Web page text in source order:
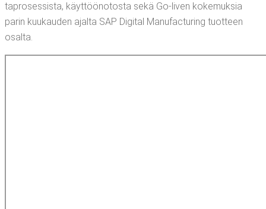
ta­pro­ses­sis­ta, käyt­töö­no­tos­ta sekä Go-liven koke­muk­sia
parin kuu­kau­den ajal­ta SAP Digi­tal Manu­fac­tu­ring tuot­teen
osalta.